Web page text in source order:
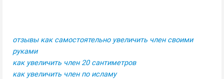
отзывы как самостоятельно увеличить член своими
руками
как увеличить член 20 сантиметров
как увеличить член по исламу